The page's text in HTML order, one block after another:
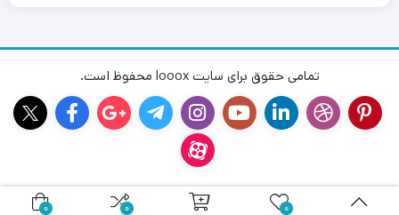
تمامی حقوق برای سایت looox محفوظ است.
0
0
0